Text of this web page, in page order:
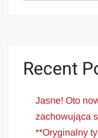
Recent
Jasne! Oto
zachowująca
**Oryginalny